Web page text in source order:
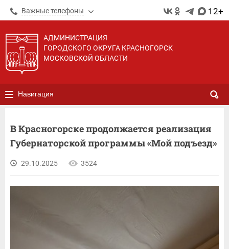
Важные телефоны 12+
АДМИНИСТРАЦИЯ
ГОРОДСКОГО ОКРУГА КРАСНОГОРСК
МОСКОВСКОЙ ОБЛАСТИ
Навигация
В Красногорске продолжается реализация
Губернаторской программы «Мой подъезд»
29.10.2025 3524